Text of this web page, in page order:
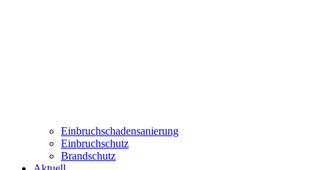
Einbruchschadensanierung
Einbruchschutz
Brandschutz